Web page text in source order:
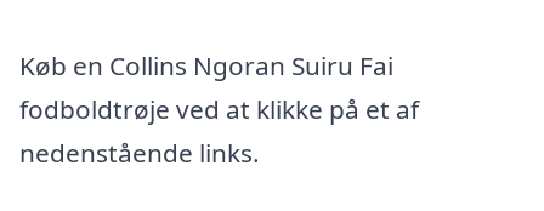
Køb en Collins Ngoran Suiru Fai
fodboldtrøje ved at klikke på et af
nedenstående links.